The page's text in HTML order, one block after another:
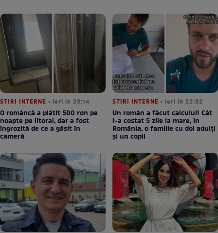
STIRI INTERNE • ieri la 23:14
O româncă a plătit 500 ron pe
noapte pe litoral, dar a fost
îngrozită de ce a găsit în
cameră
STIRI INTERNE • ieri la 22:32
Un român a făcut calculul! Cât
l-a costat 5 zile la mare, în
România, o familie cu doi adulți
și un copil